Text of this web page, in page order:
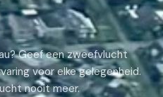
Geef een zweefvlucht
voor elke gelegenheid.
nooit meer.